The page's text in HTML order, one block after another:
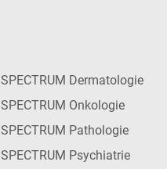
SPECTRUM Dermatologie
SPECTRUM Onkologie
SPECTRUM Pathologie
SPECTRUM Psychiatrie